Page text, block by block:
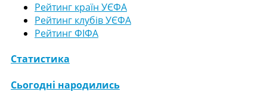
Рейтинг країн УЄФА
Рейтинг клубів УЄФА
Рейтинг ФІФА
Статистика
Сьогодні народились